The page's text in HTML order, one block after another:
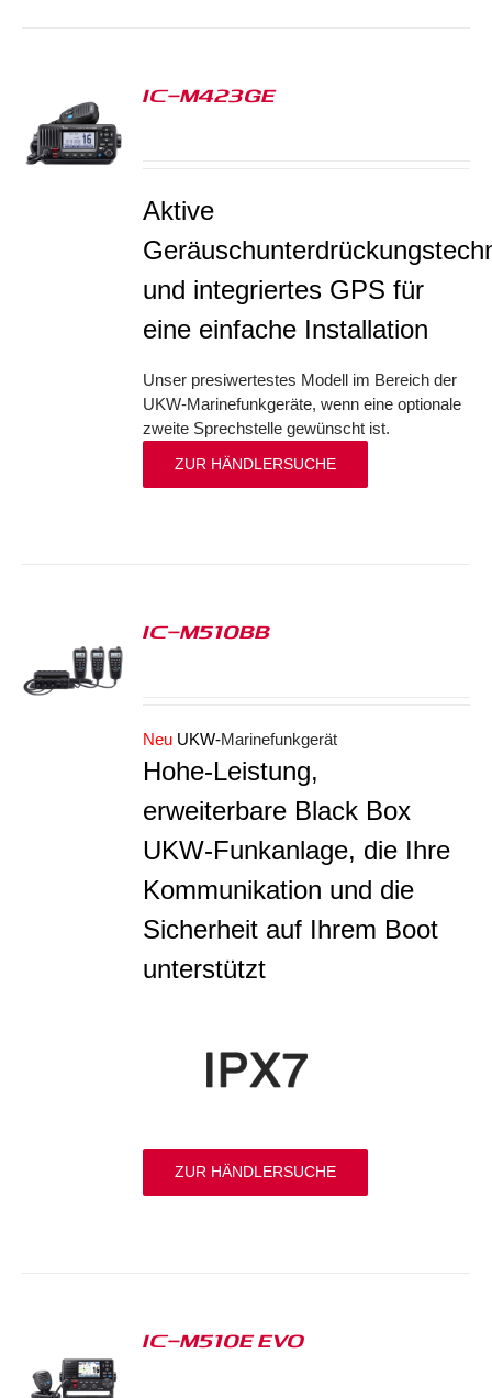
IC-M423GE
Aktive
und integriertes GPS für
eine einfache Installation
Unser presiwertestes Modell im Bereich der
UKW-Marinefunkgeräte, wenn eine optionale
zweite Sprechstelle gewünscht ist.
ZUR HÄNDLERSUCHE
IC-M510BB
Neu UKW-Marinefunkgerät
Hohe-Leistung,
erweiterbare Black Box
UKW-Funkanlage, die Ihre
Kommunikation und die
Sicherheit auf Ihrem Boot
unterstützt
ZUR HÄNDLERSUCHE
IC-M510E EVO